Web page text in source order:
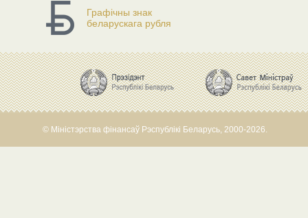
Графічны знак
беларускага рубля
© Міністэрства фінансаў Рэспублікі Беларусь, 2000-2026.